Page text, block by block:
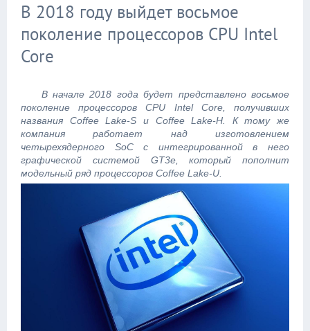
В 2018 году выйдет восьмое
поколение процессоров CPU Intel
Core
В начале 2018 года будет представлено восьмое
поколение процессоров CPU Intel Core, получивших
названия Coffee Lake-S и Coffee Lake-H. К тому же
компания работает над изготовлением
четырехядерного SoC с интегрированной в него
графической системой GT3e, который пополнит
модельный ряд процессоров Coffee Lake-U.